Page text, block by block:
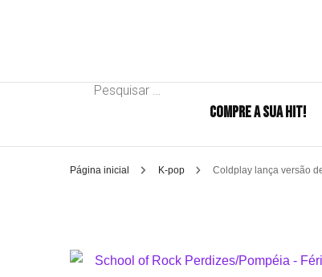
Pesquisar
COMPRE A SUA HIT!
Página inicial K-pop Coldplay lança versão